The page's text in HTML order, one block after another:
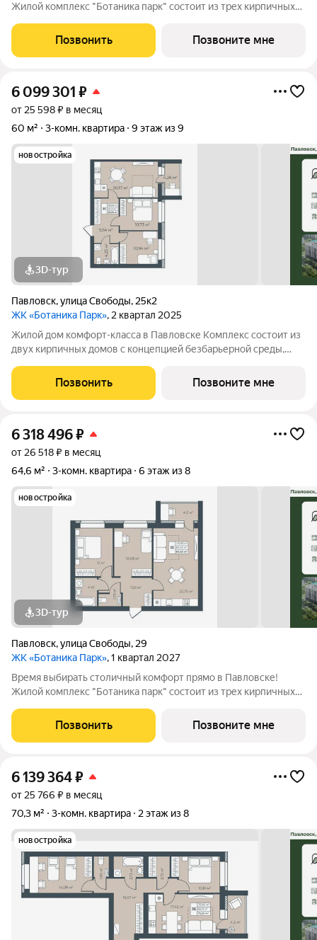
Жилой комплекс "Ботаника парк" состоит из трех кирпичных
дворовая территория обеспечивает безопасное пространство
для отдыха детей и взрослых, а
Позвонить Позвоните мне
6 099 301 ₽
от 25 598 ₽ в месяц
60 м²
3-комн. квартира 9 этаж из 9
новостройка
3D-тур
Павловск,улица Свободы, 25к2
ЖК «Ботаника Парк», 2 квартал 2025
Жилой дом комфорт-класса в Павловске Комплекс состоит из
двух кирпичных домов с концепцией безбарьерной среды,
пожилых людей и родителей с колясками. Функциональное
использование квадратных
Позвонить Позвоните мне
6 318 496₽
от 26 518 ₽ в месяц
64,6 м²
3-комн. квартира 6 этаж из 8
новостройка
3D-тур
Павловск,улица Свободы, 29
ЖК «Ботаника Парк», 1 квартал 2027
Время выбирать столичный комфорт прямо в Павловске!
Жилой комплекс "Ботаника парк" состоит из трех кирпичных
дворовая территория обеспечивает безопасное пространство
для отдыха детей и взрослых, а
Позвонить Позвоните мне
6 139 364₽
от 25 766 ₽ в месяц
70,3 м²
3-комн. квартира 2 этаж из 8
новостройка